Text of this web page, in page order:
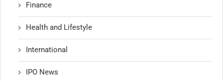
Finance
Health and Lifestyle
International
IPO News